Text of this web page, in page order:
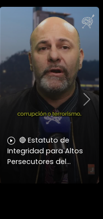
🔴 Estatuto de
Integridad para Altos
Persecutores del
analista Patricio Mery